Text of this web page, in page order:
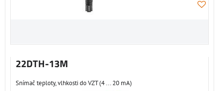
22DTH-13M
Snímač teploty, vlhkosti do VZT (4 ... 20 mA)